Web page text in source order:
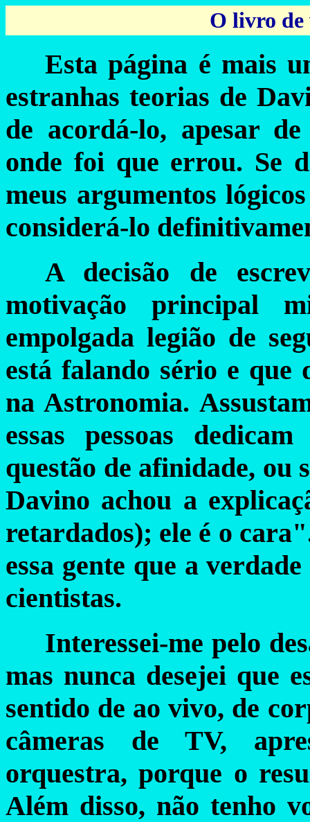
O livro de
Esta página é mais
estranhas teorias de
de acordá-lo, apesar
onde foi que errou. Se
meus argumentos
considerá-lo
A decisão de
motivação principal
empolgada legião de
está falando sério e que
na Astronomia.
essas pessoas
questão de afinidade, ou
Davino achou a
retardados); ele é o
essa gente que a
cientistas.
Interessei-me pelo
mas nunca desejei que
sentido de ao vivo, de
câmeras de TV,
orquestra, porque o
Além disso, não tenho